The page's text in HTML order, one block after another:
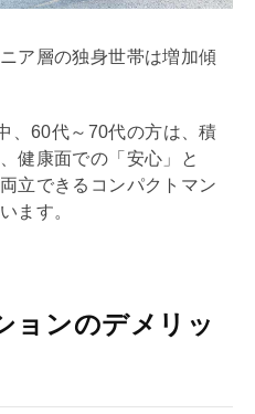
ア層の独身世帯は増加傾
、60代～70代の方は、積
健康面での「安心」と
立できるコンパクトマン
ます。
ョンのデメリッ